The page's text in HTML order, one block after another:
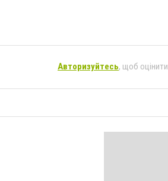
Авторизуйтесь, щоб оцінити